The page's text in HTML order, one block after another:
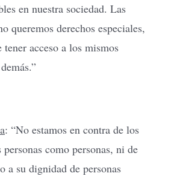
en nuestra sociedad. Las
queremos derechos especiales,
acceso a los mismos
: “No estamos en contra de los
personas como personas, ni de
a su dignidad de personas